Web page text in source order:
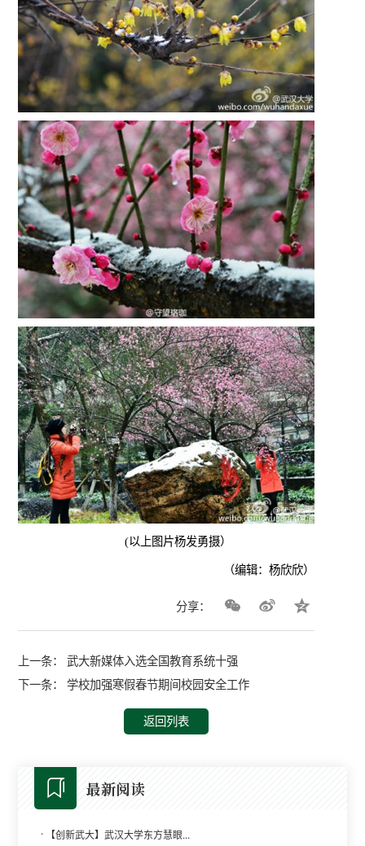
(以上图片杨发勇摄）
（编辑：杨欣欣）
分享：
上一条：武大新媒体入选全国教育系统十强
下一条：学校加强寒假春节期间校园安全工作
返回列表
最新阅读
· 【创新武大】武汉大学东方慧眼...